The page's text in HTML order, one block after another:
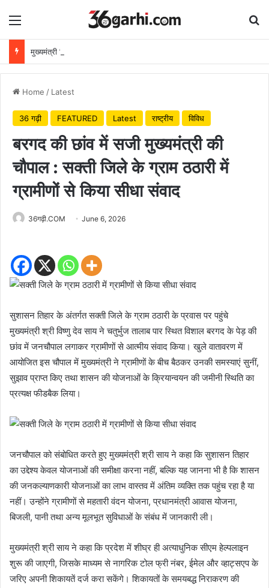
Menu
Home / Latest
36 गढ़ी FEATURED Latest राष्ट्रीय विविध
बरगद की छांव में सजी मुख्यमंत्री की
चौपाल : सक्ती जिले के ग्राम ठठारी में
ग्रामीणों से किया सीधा संवाद
36गढ़ी.COM June 6, 2026
सुशासन तिहार के अंतर्गत सक्ती जिले के ग्राम ठठारी के प्रवास पर पहुंचे
मुख्यमंत्री श्री विष्णु देव साय ने चतुर्भुज तालाब पार स्थित विशाल बरगद के पेड़ की
छांव में जनचौपाल लगाकर ग्रामीणों से आत्मीय संवाद किया। खुले वातावरण में
आयोजित इस चौपाल में मुख्यमंत्री ने ग्रामीणों के बीच बैठकर उनकी समस्याएं सुनीं,
सुझाव प्राप्त किए तथा शासन की योजनाओं के क्रियान्वयन की जमीनी स्थिति का
प्रत्यक्ष फीडबैक लिया।
जनचौपाल को संबोधित करते हुए मुख्यमंत्री श्री साय ने कहा कि सुशासन तिहार
का उद्देश्य केवल योजनाओं की समीक्षा करना नहीं, बल्कि यह जानना भी है कि शासन
की जनकल्याणकारी योजनाओं का लाभ वास्तव में अंतिम व्यक्ति तक पहुंच रहा है या
नहीं। उन्होंने ग्रामीणों से महतारी वंदन योजना, प्रधानमंत्री आवास योजना,
बिजली, पानी तथा अन्य मूलभूत सुविधाओं के संबंध में जानकारी ली।
मुख्यमंत्री श्री साय ने कहा कि प्रदेश में शीघ्र ही अत्याधुनिक सीएम हेल्पलाइन
शुरू की जाएगी, जिसके माध्यम से नागरिक टोल फ्री नंबर, ईमेल और व्हाट्सएप के
जरिए अपनी शिकायतें दर्ज करा सकेंगे। शिकायतों के समयबद्ध निराकरण की